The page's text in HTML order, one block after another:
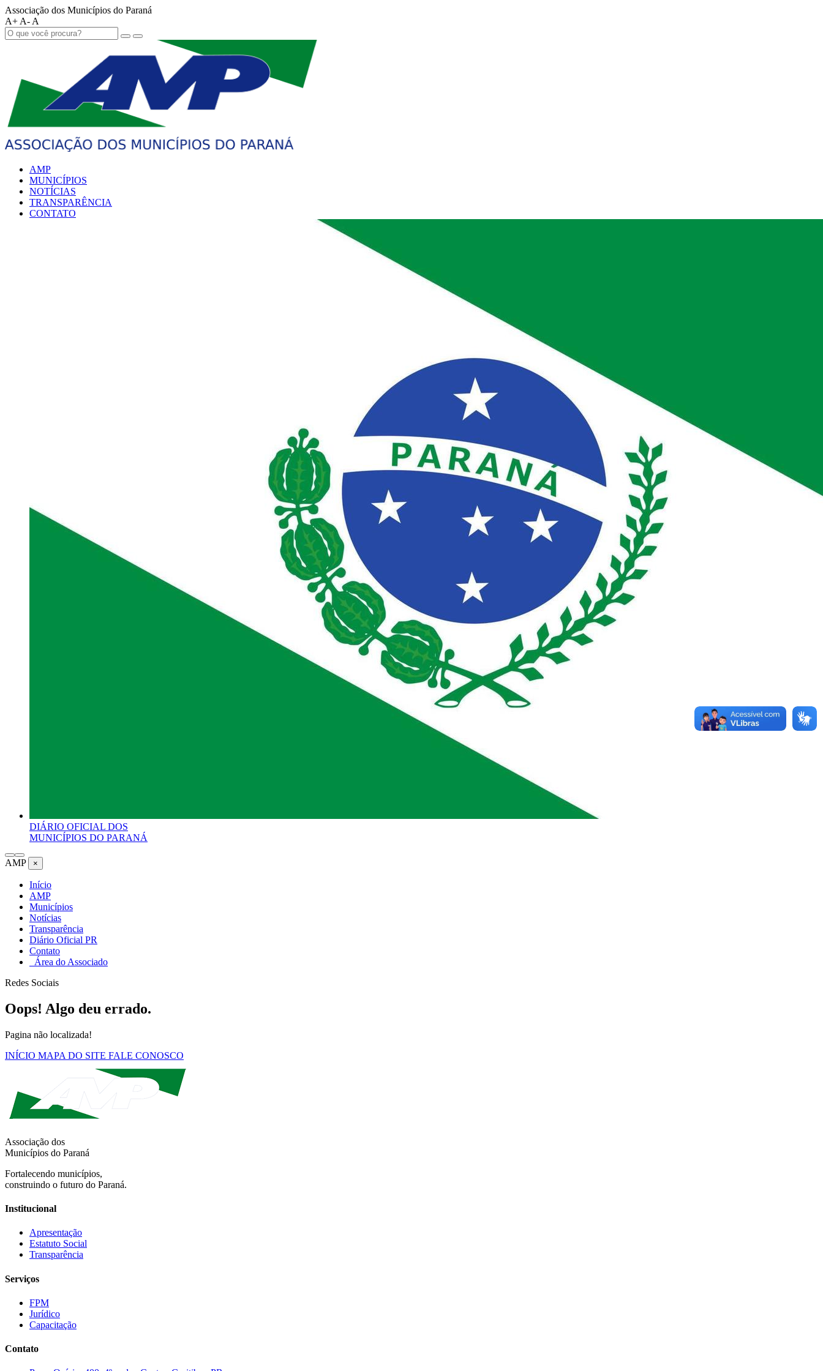
Associação dos Municípios do Paraná
A+ A- A
AMP
MUNICÍPIOS
NOTÍCIAS
TRANSPARÊNCIA
CONTATO
DIÁRIO OFICIAL DOS
MUNICÍPIOS DO PARANÁ
AMP ×
Início
AMP
Municípios
Notícias
Transparência
Diário Oficial PR
Contato
Área do Associado
Redes Sociais
Oops! Algo deu errado.
Pagina não localizada!
INÍCIO MAPA DO SITE FALE CONOSCO
Associação dos
Municípios do Paraná
Fortalecendo municípios,
construindo o futuro do Paraná.
Institucional
Apresentação
Estatuto Social
Transparência
Serviços
FPM
Jurídico
Capacitação
Contato